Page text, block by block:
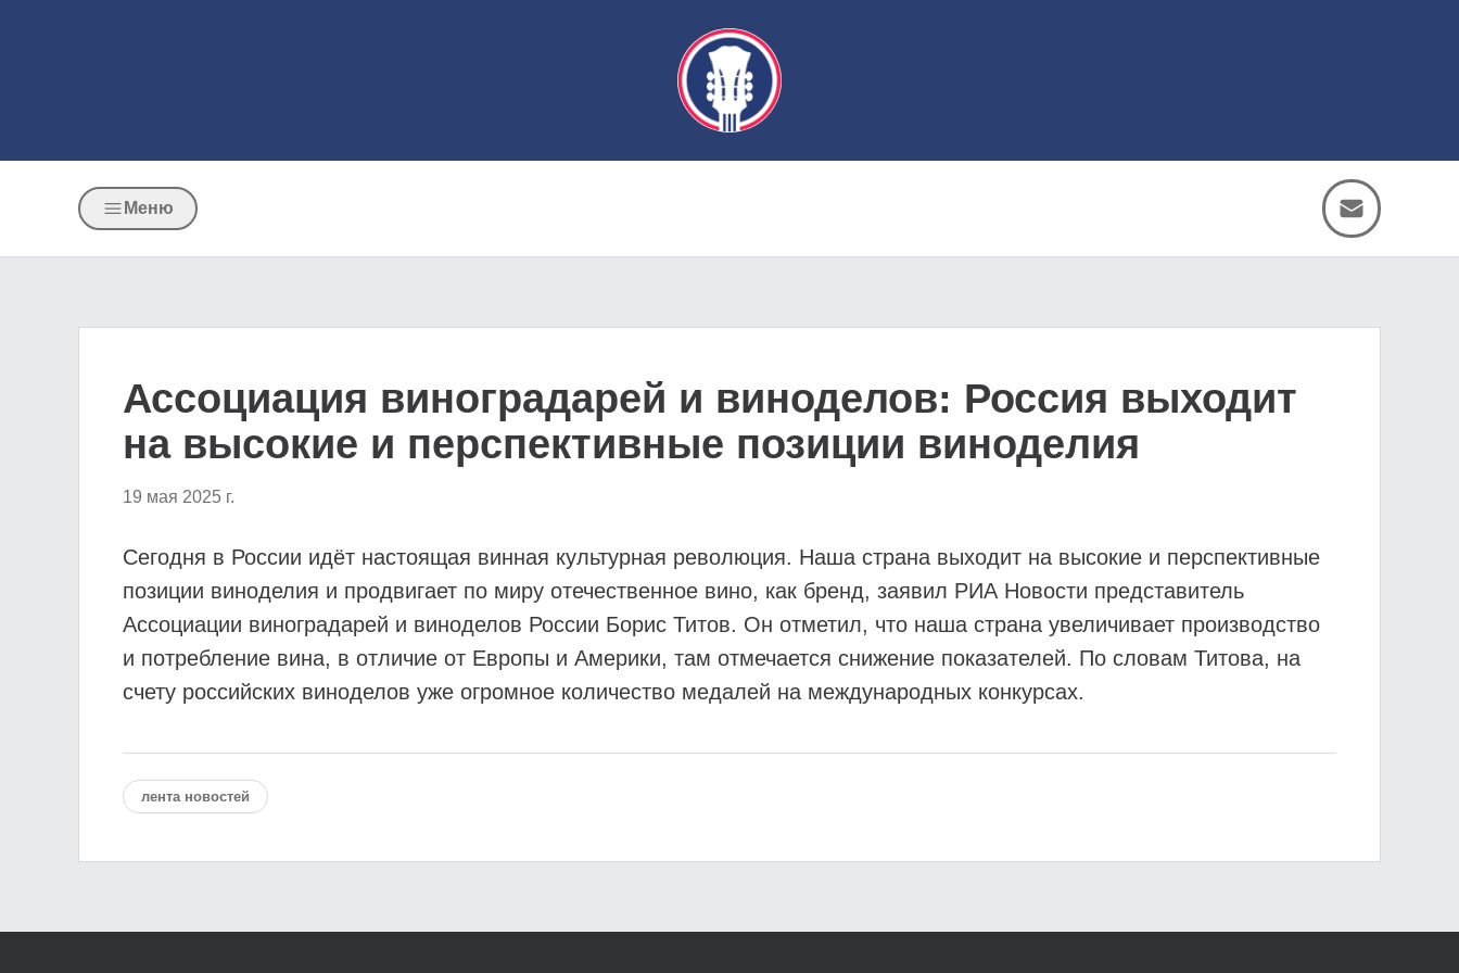
Меню
Ассоциация виноградарей и виноделов: Россия выходит
на высокие и перспективные позиции виноделия
19 мая 2025 г.
Сегодня в России идёт настоящая винная культурная революция. Наша страна выходит на высокие и перспективные
позиции виноделия и продвигает по миру отечественное вино, как бренд, заявил РИА Новости представитель
Ассоциации виноградарей и виноделов России Борис Титов. Он отметил, что наша страна увеличивает производство
и потребление вина, в отличие от Европы и Америки, там отмечается снижение показателей. По словам Титова, на
счету российских виноделов уже огромное количество медалей на международных конкурсах.
лента новостей